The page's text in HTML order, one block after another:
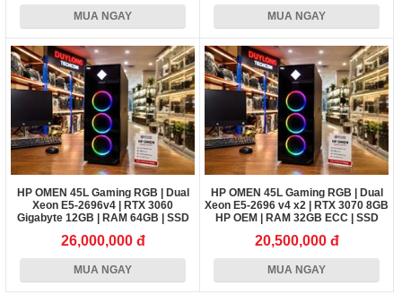
MUA NGAY MUA NGAY
HP OMEN 45L Gaming RGB | Dual
Xeon E5-2696v4 | RTX 3060
Gigabyte 12GB | RAM 64GB | SSD
26,000,000 đ
MUA NGAY
HP OMEN 45L Gaming RGB | Dual
Xeon E5-2696 v4 x2 | RTX 3070 8GB
HP OEM | RAM 32GB ECC | SSD
20,500,000 đ
MUA NGAY